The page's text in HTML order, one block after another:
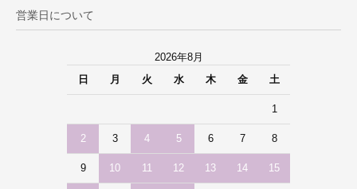
営業日について
2026年8月
日
月 火 水 木 金 土
1
2 3 4 5 6 7 8
9 10 11 12 13 14 15